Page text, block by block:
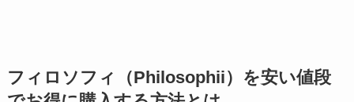
フィロソフィ（Philosophii）を安い値段